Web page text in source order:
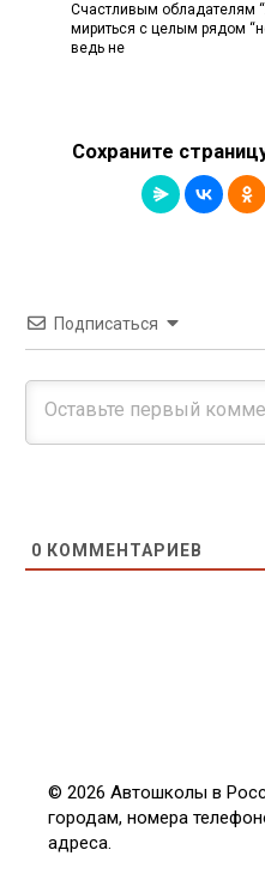
Счастливым обладателям
мириться с целым рядом
ведь не
Сохраните
Подписаться
0 КОММЕНТАРИЕВ
© 2026 Автошколы в
городам, номера
адреса.